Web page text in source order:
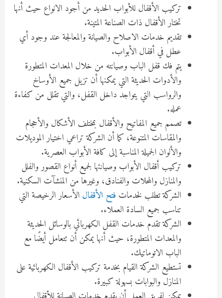
تركيب الأقفال للأبواب الحديد من أجود الانواع حيث أنها
تختار الأقفال ذات الصناعة المتينة.
تقديم خدمات الاصلاح والصيانة والمعالجة عند وجود أي
عطل في أقفال الأبواب.
يتم فك قفل الباب وصيانته من خلال المعدات المتطورة
والأدوات الحديثة التي يمكنها أن تزيل جميع الأوساخ
والرواسب التي يتواجد داخل القفل، والتي تقلل من كفاءة
عمله.
تصمم جميع المفاتيح والأقفال بمختلف الأشكال والأحجام
والمقاسات المتنوعة، كما أن الشركة تراعي اختيار الموديلات
والألوان الجميلة المناسبة إلى كافة الأبواب العصرية.
تركيب أقفال الأبواب وصيانتها لجميع أنواع القصور والفلل
والمنازل والمحلات والفنادق، وغيرها من المنشآت السكنية.
الشركة تطلب لخدمات فتح الأقفال الأسعار الرخيصة التي
تناسب جميع السادة العملاء.
الشركة تقدم خدمات القفل الكهربائي بالوسائل الحديثة
والمعدات المتطورة، حيث أنها يمكن أن تتعامل أيضًا مع
الباب الاتوماتيك.
تستطيع الشركة القيام بخدمة تركيب الأقفال الكهربائية على
المنازل والبوابات بسهولة كبيرة.